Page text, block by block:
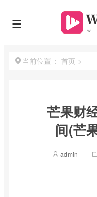
当前位置： 首页 >
芒果财
间(芒
admin